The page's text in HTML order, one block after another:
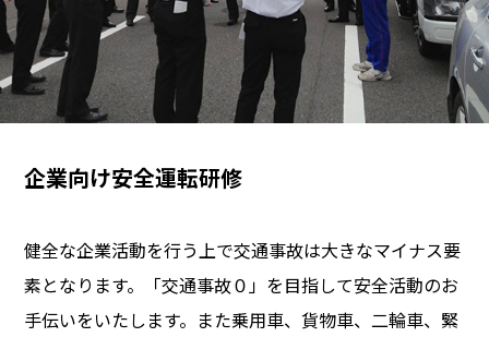
企業向け安全運転研修
健全な企業活動を行う上で交通事故は大きなマイナス要
素となります。「交通事故０」を目指して安全活動のお
手伝いをいたします。また乗用車、貨物車、二輪車、緊